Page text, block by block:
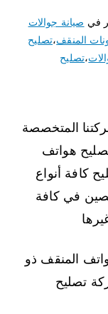
في صيانة جوالات
المنقف،تصليح
،تصليح
المتخصصة
هواتف
كافة أنواع
في كافة
المنقف ذو
تصليح